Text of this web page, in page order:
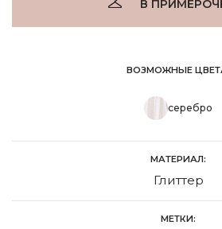
В
ВОЗМОЖНЫЕ
серебро
МАТЕРИАЛ:
Глиттер
МЕТКИ: